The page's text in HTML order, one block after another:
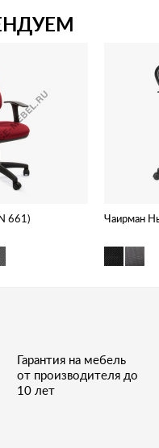
661) Чаирман
Гарантия на мебель
от производителя до
10 лет